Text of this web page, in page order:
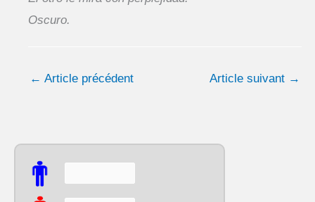
Oscuro.
← Article précédent Article suivant →